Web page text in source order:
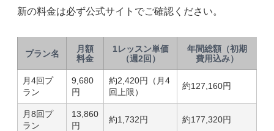
新の料金は必ず公式サイトでご確認ください。
プラン名
月額
料金
1レッスン単価
（週2回）
年間総額（初期
費用込み）
月4回プ
ラン
9,680
円
約2,420円（月4
回上限）
約127,160円
月8回プ
ラン
13,860
円
約1,732円 約177,320円